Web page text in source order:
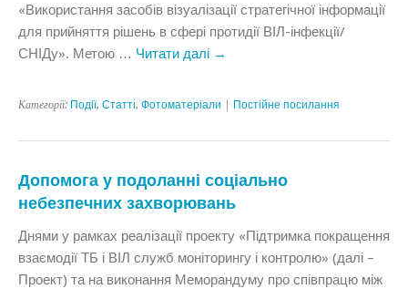
«Використання засобів візуалізації стратегічної інформації
для прийняття рішень в сфері протидії ВІЛ-інфекції/
СНІДу». Метою … Читати далі →
Категорії: Події, Статтi, Фотоматеріали Постійне посилання
Допомога у подоланні соціально
небезпечних захворювань
Днями у рамках реалізації проекту «Підтримка покращення
взаємодії ТБ і ВІЛ служб моніторингу і контролю» (далі –
Проект) та на виконання Меморандуму про співпрацю між